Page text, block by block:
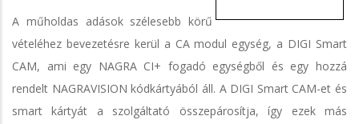
A műholdas adások szélesebb körű
vételéhez bevezetésre kerül a CA modul egység, a DIGI Smart
CAM, ami egy NAGRA CI+ fogadó egységből és egy hozzá
rendelt NAGRAVISION kódkártyából áll. A DIGI Smart CAM-et és
smart kártyát a szolgáltató összepárosítja, így ezek más